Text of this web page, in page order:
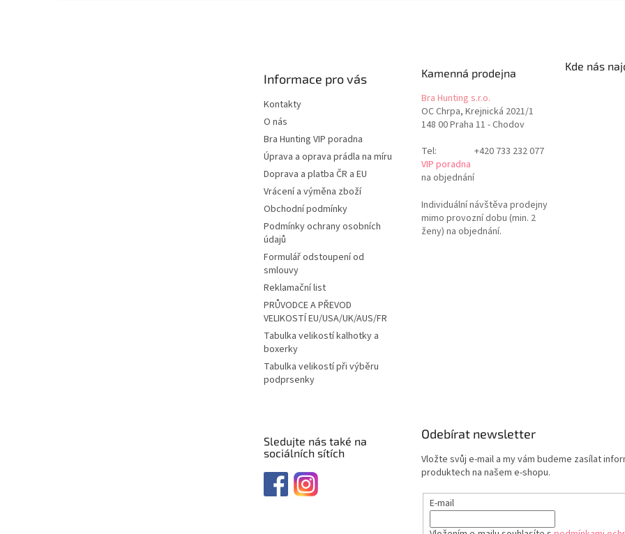
Informace pro vás
Kontakty
O nás
Bra Hunting VIP poradna
Úprava a oprava prádla na míru
Doprava a platba ČR a EU
Vrácení a výměna zboží
Obchodní podmínky
Podmínky ochrany osobních
údajů
Formulář odstoupení od
smlouvy
Reklamační list
PRŮVODCE A PŘEVOD
VELIKOSTÍ EU/USA/UK/AUS/FR
Tabulka velikostí kalhotky a
boxerky
Tabulka velikostí při výběru
podprsenky
Kamenná prodejna
Bra Hunting s.r.o.
OC Chrpa, Krejnická 2021/1
148 00 Praha 11 - Chodov
Tel:
+420 733 232 077
VIP poradna
na objednání
Individuální návštěva prodejny
mimo provozní dobu (min. 2
ženy) na objednání.
Kde nás
Sledujte nás také na
sociálních sítích
Odebírat newsletter
Vložte svůj e-mail a my vám budeme zasílat
produktech na našem e-shopu.
E-mail